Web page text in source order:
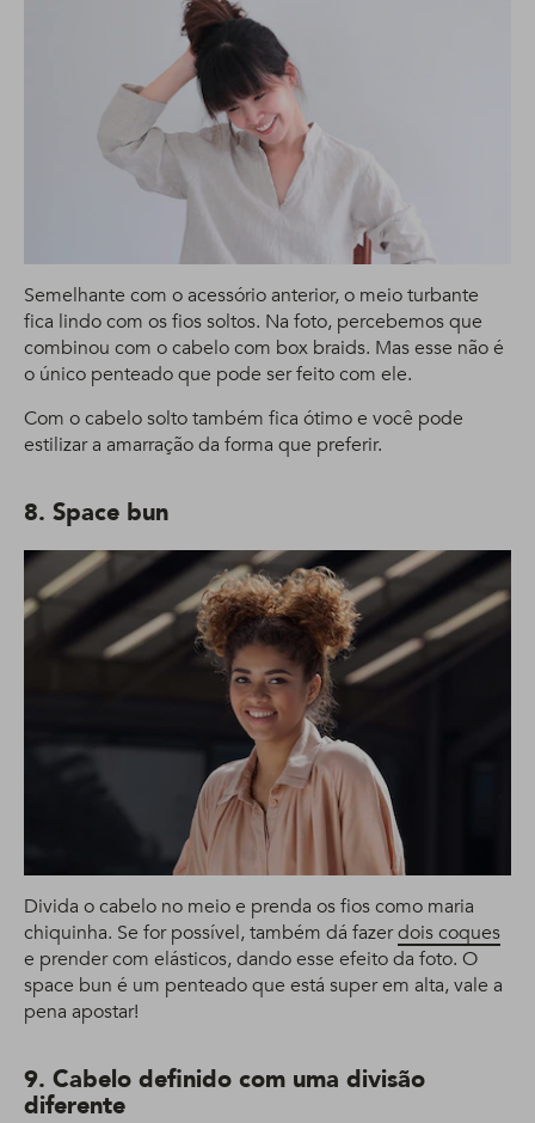
Semelhante com o acessório anterior, o meio turbante
fica lindo com os fios soltos. Na foto, percebemos que
combinou com o cabelo com box braids. Mas esse não é
o único penteado que pode ser feito com ele.
Com o cabelo solto também fica ótimo e você pode
estilizar a amarração da forma que preferir.
8. Space bun
Divida o cabelo no meio e prenda os fios como maria
chiquinha. Se for possível, também dá fazerdois coques
e prender com elásticos, dando esse efeito da foto. O
space bun é um penteado que está super em alta, vale a
pena apostar!
9. Cabelo definido com uma divisão
diferente